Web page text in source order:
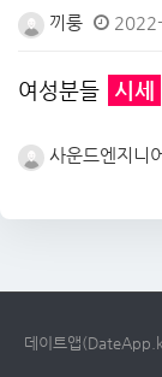
끼룽
여성분들 시세
사운드엔지니어
데이트앱